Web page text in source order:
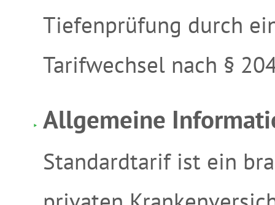
Tiefenprüfung durch
Tarifwechsel nach §
Allgemeine
Standardtarif ist ein